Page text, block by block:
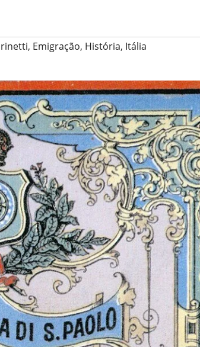
, Emigração, História, Itália